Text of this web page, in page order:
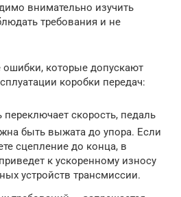
внимательно изучить
требования и не
которые допускают
коробки передач:
переключает скорость, педаль
быть выжата до упора. Если
сцепление до конца, в
к ускоренному износу
устройств трансмиссии.